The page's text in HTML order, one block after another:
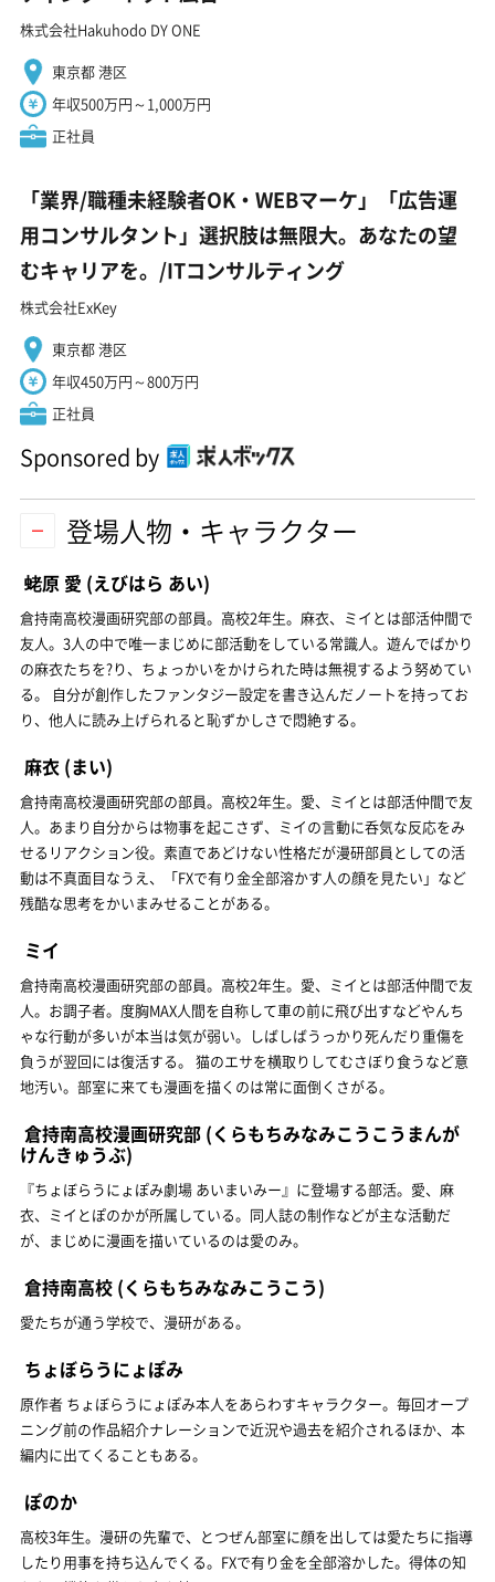
株式会社Hakuhodo DY ONE
東京都 港区
年収500万円～1,000万円
正社員
「業界/職種未経験者OK・WEBマーケ」「広告運
用コンサルタント」選択肢は無限大。あなたの望
むキャリアを。/ITコンサルティング
株式会社ExKey
東京都 港区
年収450万円～800万円
正社員
Sponsored by
登場人物・キャラクター
蛯原 愛 (えびはら あい)
倉持南高校漫画研究部の部員。高校2年生。麻衣、ミイとは部活仲間で
友人。3人の中で唯一まじめに部活動をしている常識人。遊んでばかり
の麻衣たちを?り、ちょっかいをかけられた時は無視するよう努めてい
る。 自分が創作したファンタジー設定を書き込んだノートを持ってお
り、他人に読み上げられると恥ずかしさで悶絶する。
麻衣 (まい)
倉持南高校漫画研究部の部員。高校2年生。愛、ミイとは部活仲間で友
人。あまり自分からは物事を起こさず、ミイの言動に呑気な反応をみ
せるリアクション役。素直であどけない性格だが漫研部員としての活
動は不真面目なうえ、「FXで有り金全部溶かす人の顔を見たい」など
残酷な思考をかいまみせることがある。
ミイ
倉持南高校漫画研究部の部員。高校2年生。愛、ミイとは部活仲間で友
人。お調子者。度胸MAX人間を自称して車の前に飛び出すなどやんち
ゃな行動が多いが本当は気が弱い。しばしばうっかり死んだり重傷を
負うが翌回には復活する。 猫のエサを横取りしてむさぼり食うなど意
地汚い。部室に来ても漫画を描くのは常に面倒くさがる。
倉持南高校漫画研究部 (くらもちみなみこうこうまんが
けんきゅうぶ)
『ちょぼらうにょぽみ劇場 あいまいみー』に登場する部活。愛、麻
衣、ミイとぽのかが所属している。同人誌の制作などが主な活動だ
が、まじめに漫画を描いているのは愛のみ。
倉持南高校 (くらもちみなみこうこう)
愛たちが通う学校で、漫研がある。
ちょぼらうにょぽみ
原作者 ちょぼらうにょぽみ本人をあらわすキャラクター。毎回オープ
ニング前の作品紹介ナレーションで近況や過去を紹介されるほか、本
編内に出てくることもある。
ぽのか
高校3年生。漫研の先輩で、とつぜん部室に顔を出しては愛たちに指導
したり用事を持ち込んでくる。FXで有り金を全部溶かした。得体の知